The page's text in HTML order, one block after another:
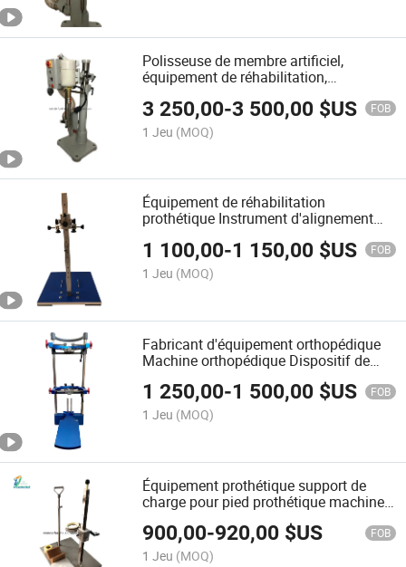
Polisseuse de membre artificiel,
équipement de réhabilitation,
prothétique
3 250,00-3 500,00 $US FOB
1 Jeu (MOQ)
Équipement de réhabilitation
prothétique Instrument d'alignement
statique Machine prothétique
1 100,00-1 150,00 $US FOB
1 Jeu (MOQ)
Fabricant d'équipement orthopédique
Machine orthopédique Dispositif de
réhabilitation Gabarit d'alignement
Machine prothétique
1 250,00-1 500,00 $US FOB
1 Jeu (MOQ)
Équipement prothétique support de
charge pour pied prothétique machine
900,00-920,00 $US FOB
1 Jeu (MOQ)